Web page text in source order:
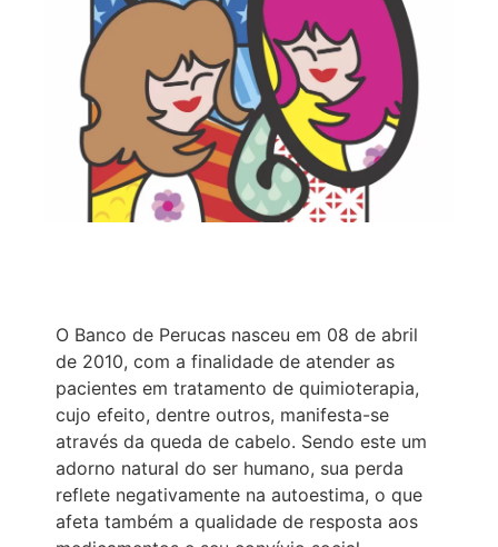
O Banco de Perucas nasceu em 08 de abril
de 2010, com a finalidade de atender as
pacientes em tratamento de quimioterapia,
cujo efeito, dentre outros, manifesta-se
através da queda de cabelo. Sendo este um
adorno natural do ser humano, sua perda
reflete negativamente na autoestima, o que
afeta também a qualidade de resposta aos